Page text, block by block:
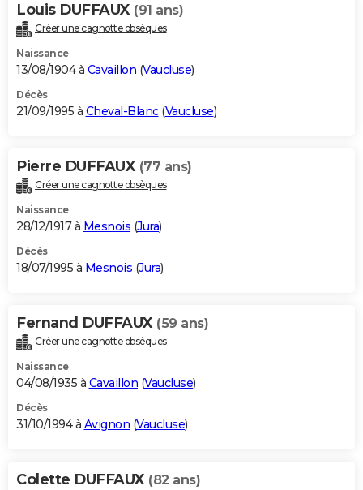
Louis DUFFAUX (91 ans)
Créer une cagnotte obsèques
Naissance
13/08/1904 à Cavaillon (Vaucluse)
Décès
21/09/1995 à Cheval-Blanc(Vaucluse)
Pierre DUFFAUX (77 ans)
Créer une cagnotte obsèques
Naissance
28/12/1917 à Mesnois (Jura)
Décès
18/07/1995 à Mesnois (Jura)
Fernand DUFFAUX (59 ans)
Créer une cagnotte obsèques
Naissance
04/08/1935 à Cavaillon (Vaucluse)
Décès
31/10/1994 à Avignon (Vaucluse)
Colette DUFFAUX (82 ans)